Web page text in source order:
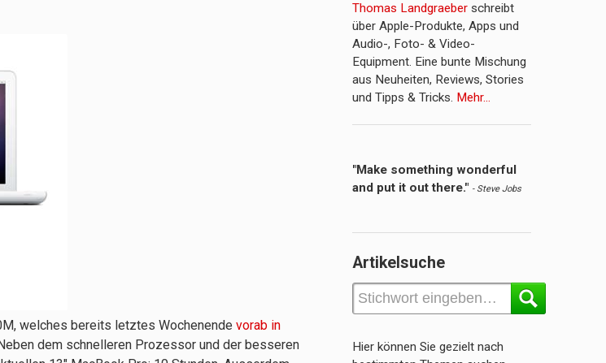
welches bereits letztes Wochenende vorab in
dem schnelleren Prozessor und der besseren
Thomas Landgraeber schreibt
über Apple-Produkte, Apps und
Audio-, Foto- & Video-
Equipment. Eine bunte Mischung
aus Neuheiten, Reviews, Stories
und Tipps & Tricks. Mehr…
"Make something wonderful
and put it out there." - Steve Jobs
Artikelsuche
Hier können Sie gezielt nach